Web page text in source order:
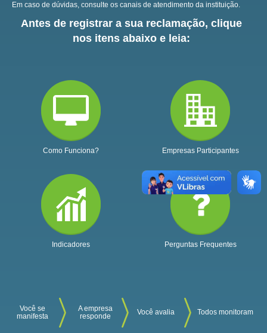
Em caso de dúvidas, consulte os canais de atendimento da instituição.
Antes de registrar a sua reclamação, clique
nos itens abaixo e leia:
Como Funciona? Empresas Participantes
Indicadores Perguntas Frequentes
Você se
manifesta
A empresa
responde
Você avalia Todos monitoram